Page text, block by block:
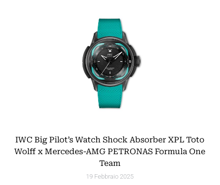
IWC Big Pilot’s Watch Shock Absorber XPL Toto
Wolff x Mercedes-AMG PETRONAS Formula One
Team
19 Febbraio 2025